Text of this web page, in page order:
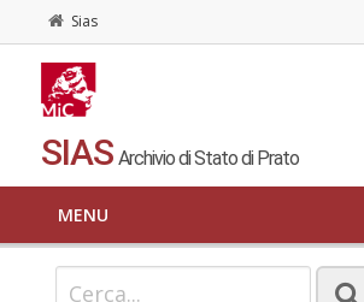
Sias
SIAS Archivio di Stato di Prato
MENU